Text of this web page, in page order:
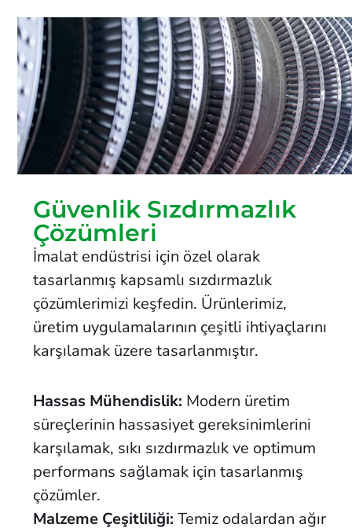
Güvenlik Sızdırmazlık
Çözümleri
İmalat endüstrisi için özel olarak
tasarlanmış kapsamlı sızdırmazlık
çözümlerimizi keşfedin. Ürünlerimiz,
üretim uygulamalarının çeşitli ihtiyaçlarını
karşılamak üzere tasarlanmıştır.
Hassas Mühendislik: Modern üretim
süreçlerinin hassasiyet gereksinimlerini
karşılamak, sıkı sızdırmazlık ve optimum
performans sağlamak için tasarlanmış
çözümler.
Malzeme Çeşitliliği: Temiz odalardan ağır